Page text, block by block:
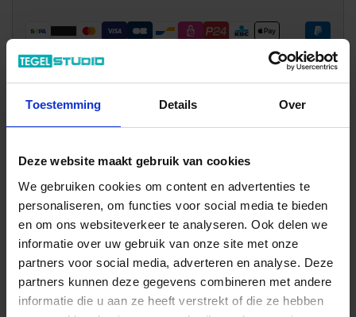
Toestemming Details Over
Deze website maakt gebruik van cookies
We gebruiken cookies om content en advertenties te
personaliseren, om functies voor social media te bieden
en om ons websiteverkeer te analyseren. Ook delen we
informatie over uw gebruik van onze site met onze
partners voor social media, adverteren en analyse. Deze
partners kunnen deze gegevens combineren met andere
informatie die u aan ze heeft verstrekt of die ze hebben
Wil je graag een afspraak?
Onze verkoopspecialisten staan graag voor je klaar:
Za 10.00 – 15.00
+31 (0) 478 - 69 11 63 Productaanvraag
Alcoceram Manual Indrukken